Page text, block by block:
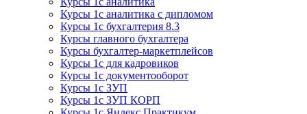
Курсы 1с аналитика с дипломом
Курсы 1с бухгалтерия 8.3
Курсы главного бухгалтера
Курсы бухгалтер-маркетплейсов
Курсы 1с для кадровиков
Курсы 1с документооборот
Курсы 1с ЗУП
Курсы 1с ЗУП КОРП